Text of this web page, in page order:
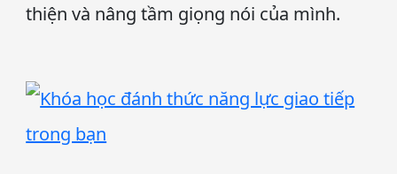
thiện và nâng tầm giọng nói của mình.